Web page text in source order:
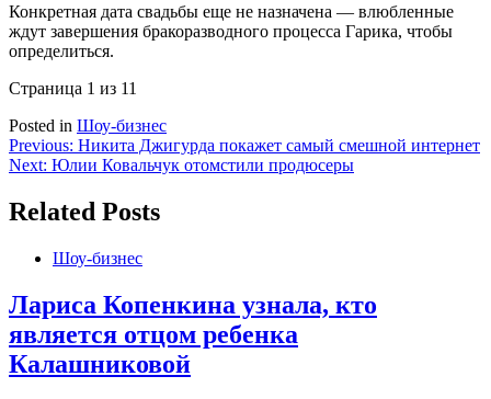
Конкретная дата свадьбы еще не назначена — влюбленные
ждут завершения бракоразводного процесса Гарика, чтобы
определиться.
Страница 1 из 11
Posted in Шоу-бизнес
Навигация
по
записям
Previous: Никита Джигурда покажет самый смешной интернет
Next: Юлии Ковальчук отомстили продюсеры
Related Posts
Шоу-бизнес
Лариса Копенкина узнала, кто
является отцом ребенка
Калашниковой